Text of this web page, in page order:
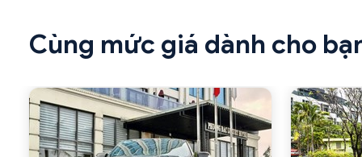
Cùng mức giá dành cho